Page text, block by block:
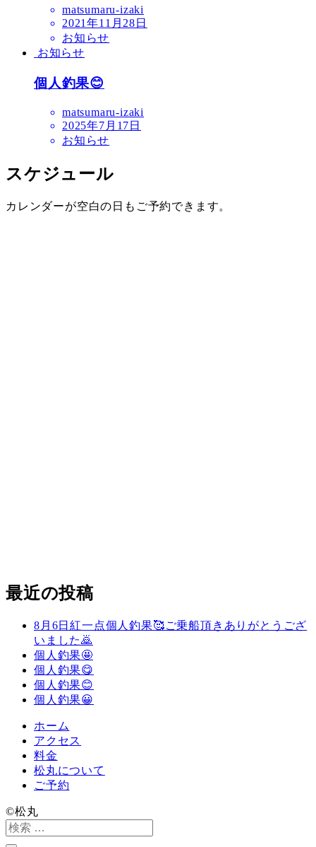
matsumaru-izaki
2021年11月28日
お知らせ
お知らせ
個人釣果😊
matsumaru-izaki
2025年7月17日
お知らせ
スケジュール
カレンダーが空白の日もご予約できます。
最近の投稿
8月6日紅一点個人釣果🥰ご乗船頂きありがとうござ
いました🙇
個人釣果🤩
個人釣果😋
個人釣果😊
個人釣果😀
ホーム
アクセス
料金
松丸について
ご予約
©️松丸
検
索